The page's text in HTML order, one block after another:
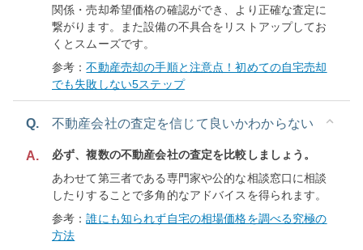
関係・売却希望価格の確認ができ、より正確な査定に
繋がります。また設備の不具合をリストアップしてお
くとスムーズです。
参考：不動産売却の手順と注意点！初めての自宅売却
でも失敗しない5ステップ
Q. 不動産会社の査定を信じて良いかわからない
A.
必ず、複数の不動産会社の査定を比較しましょう。
あわせて第三者である専門家や公的な相談窓口に相談
したりすることで多角的なアドバイスを得られます。
参考：誰にも知られず自宅の相場価格を調べる究極の
方法